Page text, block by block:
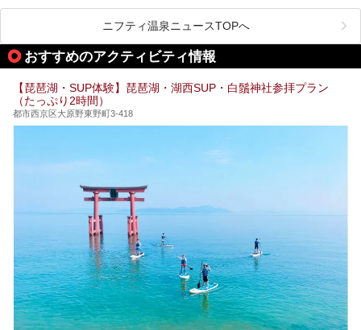
旅行やお出かけのついではもちろん、近隣にお住いの方はぜ
ひ気軽に立ち寄ってみてくださいね。
ニフティ温泉ニュースTOPへ
おすすめのアクティビティ情報
【琵琶湖・SUP体験】琵琶湖・湖西SUP・白鬚神社参拝プラン
（たっぷり2時間）
都市西京区大原野東野町3-418